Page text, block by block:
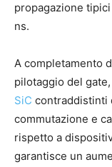
propagazione
ns.
A completamento
pilotaggio del
SiC contraddistinti
commutazione e
rispetto a
garantisce un